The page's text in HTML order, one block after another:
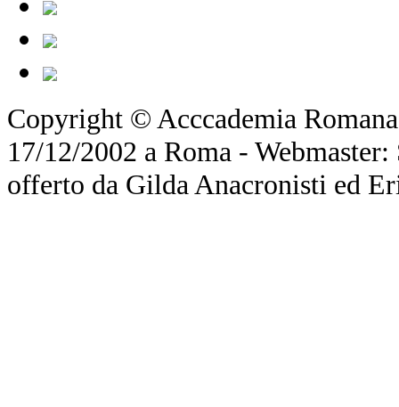
Copyright © Acccademia
17/12/2002 a Roma -
offerto da Gilda Anacronisti ed